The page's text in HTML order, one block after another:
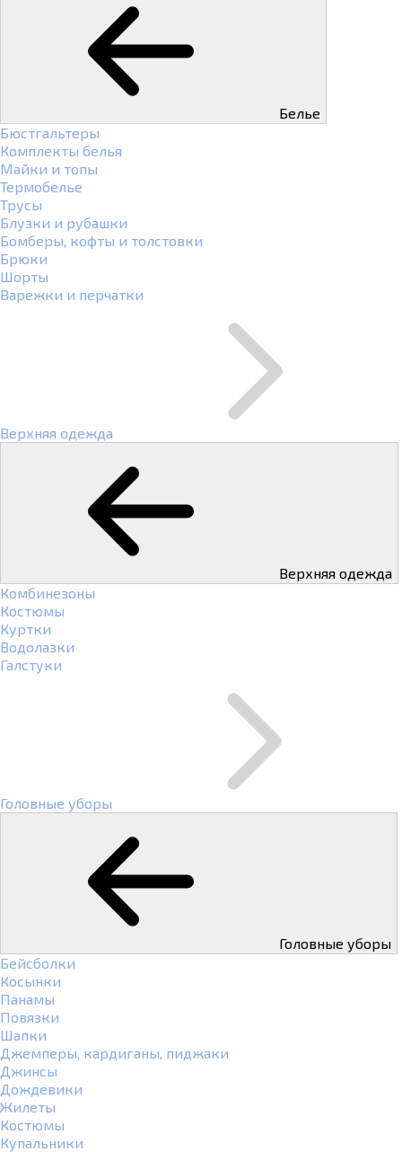
Белье
Бюстгальтеры
Комплекты белья
Майки и топы
Термобелье
Трусы
Блузки и рубашки
Бомберы, кофты и толстовки
Брюки
Шорты
Варежки и перчатки
Верхняя одежда
Верхняя одежда
Комбинезоны
Костюмы
Куртки
Водолазки
Галстуки
Головные уборы
Головные уборы
Бейсболки
Косынки
Панамы
Повязки
Шапки
Джемперы, кардиганы, пиджаки
Джинсы
Дождевики
Жилеты
Костюмы
Купальники